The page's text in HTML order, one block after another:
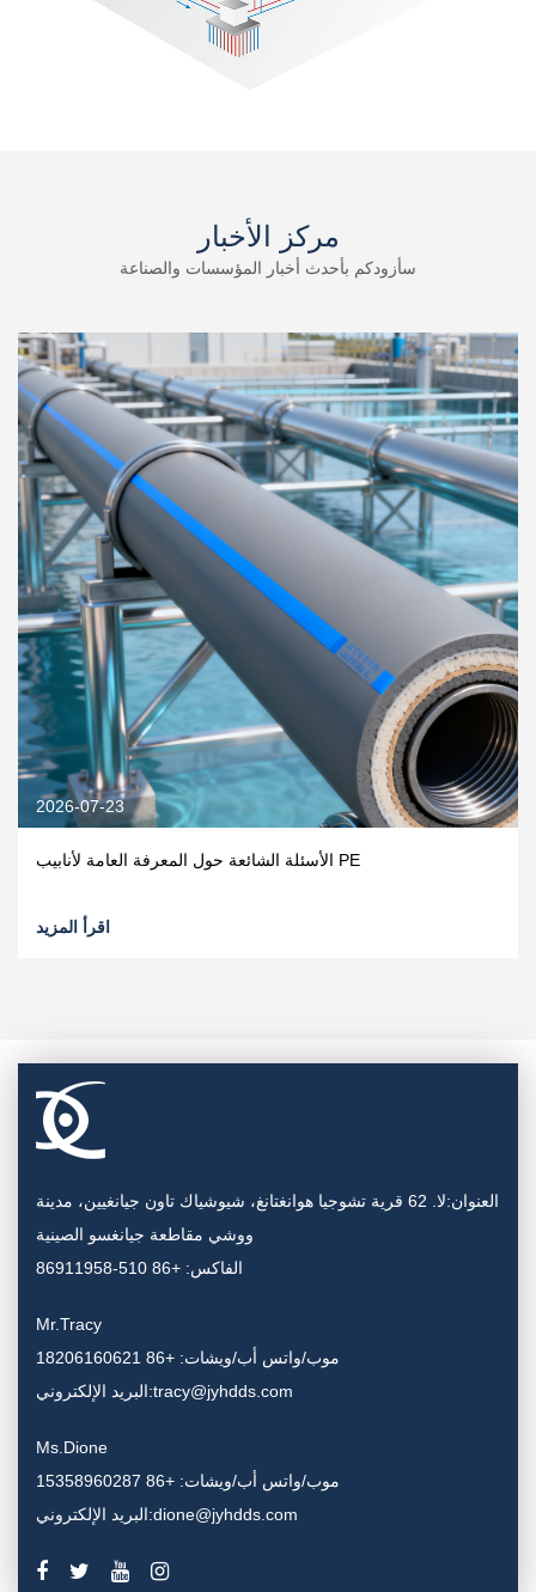
مركز الأخبار
سأزودكم بأحدث أخبار المؤسسات والصناعة
2026-07-16
اختيار الشركة المصنعة الموثوقة للأنابيب البلاستيكية؟
العنوان:لا. 62 قرية تشوجيا هوانغتانغ، شيوشياك تاون جيانغيين، مدينة
ووشي مقاطعة جيانغسو الصينية
الفاكس: +86 510-86911958
Mr.Tracy
موب/واتس أب/ويشات: +86 18206160621
البريد الإلكتروني:tracy@jyhdds.com
Ms.Dione
موب/واتس أب/ويشات: +86 15358960287
البريد الإلكتروني:dione@jyhdds.com